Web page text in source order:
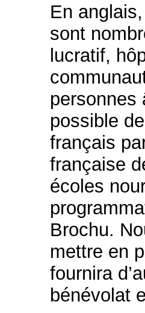
En
sont
lucratif,
personnes
possible
français
française
écoles
Brochu.
mettre en
fournira
bénévolat